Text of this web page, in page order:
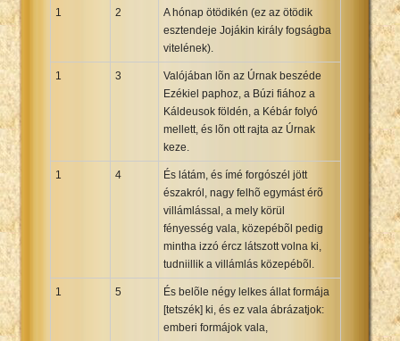
Tagalog 1905
Tagalog John and James
Turkish Bible
Xhosa Bible
1 2
A hónap ötödikén (ez az ötödik
esztendeje Jojákin király fogságba
vitelének).
1 3
Valójában lõn az Úrnak beszéde
Ezékiel paphoz, a Búzi fiához a
Káldeusok földén, a Kébár folyó
mellett, és lõn ott rajta az Úrnak
keze.
1 4
És látám, és ímé forgószél jött
északról, nagy felhõ egymást érõ
villámlással, a mely körül
fényesség vala, közepébõl pedig
mintha izzó ércz látszott volna ki,
tudniillik a villámlás közepébõl.
1 5
És belõle négy lelkes állat formája
[tetszék] ki, és ez vala ábrázatjok:
emberi formájok vala,